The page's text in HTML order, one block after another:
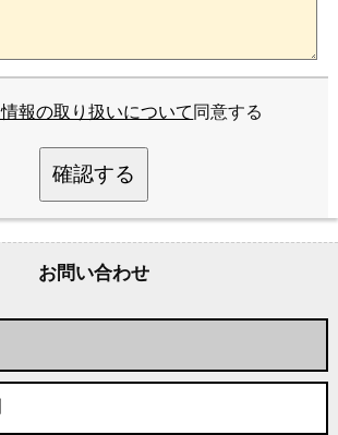
報の取り扱いについて 同意する
確認する
お問い合わせ